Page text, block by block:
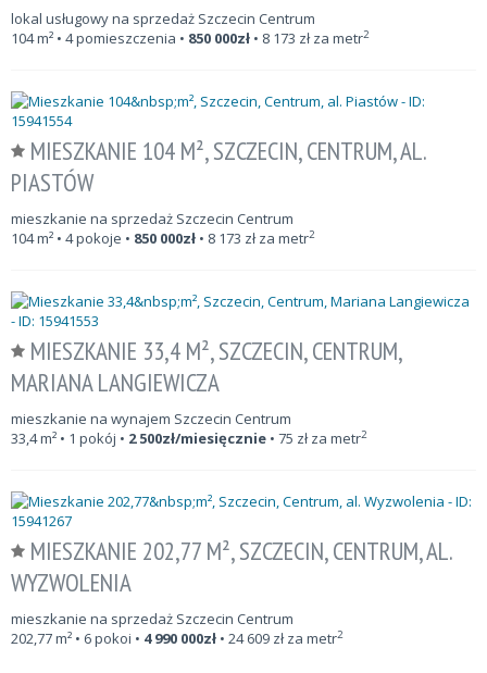
lokal usługowy na sprzedaż Szczecin Centrum
104m² • 4 pomieszczenia • 850 000zł • 8 173 zł za metr2
MIESZKANIE 104 M², SZCZECIN, CENTRUM, AL.
PIASTÓW
mieszkanie na sprzedaż Szczecin Centrum
104m² • 4 pokoje • 850 000zł • 8 173 zł za metr2
MIESZKANIE 33,4 M², SZCZECIN, CENTRUM,
MARIANA LANGIEWICZA
mieszkanie na wynajem Szczecin Centrum
33,4m² • 1 pokój • 2 500zł/miesięcznie • 75 zł za metr2
MIESZKANIE 202,77 M², SZCZECIN, CENTRUM, AL.
WYZWOLENIA
mieszkanie na sprzedaż Szczecin Centrum
202,77m² • 6 pokoi • 4 990 000zł • 24 609 zł za metr2